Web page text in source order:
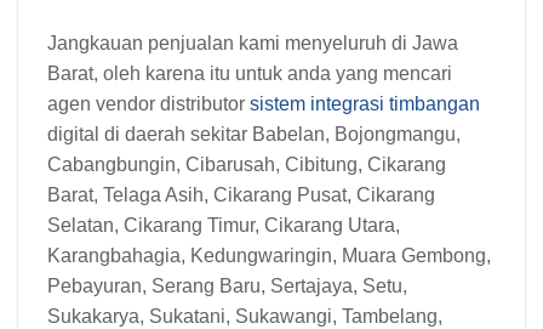
Jangkauan penjualan kami menyeluruh di Jawa
Barat, oleh karena itu untuk anda yang mencari
agen vendor distributor sistem integrasi timbangan
digital di daerah sekitar Babelan, Bojongmangu,
Cabangbungin, Cibarusah, Cibitung, Cikarang
Barat, Telaga Asih, Cikarang Pusat, Cikarang
Selatan, Cikarang Timur, Cikarang Utara,
Karangbahagia, Kedungwaringin, Muara Gembong,
Pebayuran, Serang Baru, Sertajaya, Setu,
Sukakarya, Sukatani, Sukawangi, Tambelang,